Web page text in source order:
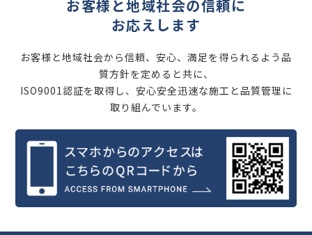
お客様と地域社会の信頼に
お応えします
お客様と地域社会から信頼、安心、満足を得られるよう品
質方針を定めると共に、
ISO9001認証を取得し、安心安全迅速な施工と品質管理に
取り組んでいます。